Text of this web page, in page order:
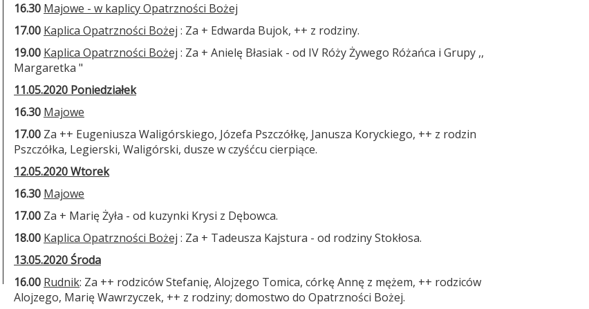
16.30 Majowe - w kaplicy Opatrzności Bożej
17.00 Kaplica Opatrzności Bożej : Za + Edwarda Bujok, ++ z rodziny.
19.00 Kaplica Opatrzności Bożej : Za + Anielę Błasiak - od IV Róży Żywego Różańca i Grupy ,,
Margaretka "
11.05.2020 Poniedziałek
16.30 Majowe
17.00 Za ++ Eugeniusza Waligórskiego, Józefa Pszczółkę, Janusza Koryckiego, ++ z rodzin
Pszczółka, Legierski, Waligórski, dusze w czyśćcu cierpiące.
12.05.2020 Wtorek
16.30 Majowe
17.00 Za + Marię Żyła - od kuzynki Krysi z Dębowca.
18.00 Kaplica Opatrzności Bożej : Za + Tadeusza Kajstura - od rodziny Stokłosa.
13.05.2020 Środa
16.00 Rudnik: Za ++ rodziców Stefanię, Alojzego Tomica, córkę Annę z mężem, ++ rodziców
Alojzego, Marię Wawrzyczek, ++ z rodziny; domostwo do Opatrzności Bożej.